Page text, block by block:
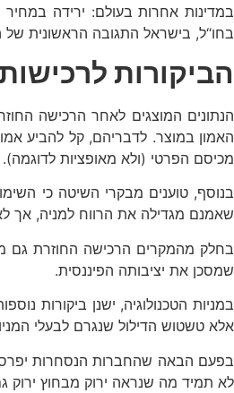
במדינות אחרות בעולם: ירידה
בחו“ל, בישראל התגובה הראשונית של
הביקורות
הנתונים המוצגים לאחר הרכישה
האמון במוצר. לדבריהם, קל להביע
מכיסם הפרטי (ולא מאופציות לדוגמה).
בנוסף, טוענים מבקרי השיטה כי
שאמנם מגדילה את הרווח למניה, אך
בחלק מהמקרים הרכישה החוזרת גם
שמסכן את יציבותה הפיננסית.
במניות הטכנולוגיה, ישנן ביקורות
אלא טשטוש הדילול שנגרם לבעלי
בפעם הבאה שהחברות הנסחרות
לא תמיד מה שנראה ירוק מבחוץ ירוק